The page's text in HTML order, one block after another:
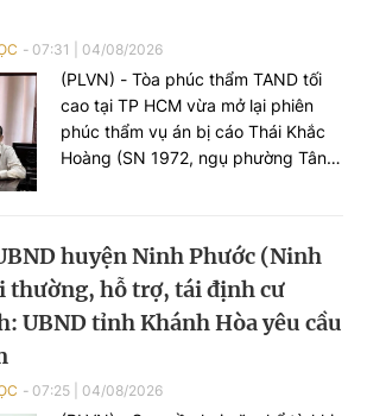
07:31 04/08/2026
(PLVN) - Tòa phúc thẩm TAND tối
cao tại TP HCM vừa mở lại phiên
phúc thẩm vụ án bị cáo Thái Khắc
Hoàng (SN 1972, ngụ phường Tân
huyện Ninh Phước (Ninh
thường, hỗ trợ, tái định cư
UBND tỉnh Khánh Hòa yêu cầu
07:25 04/08/2026